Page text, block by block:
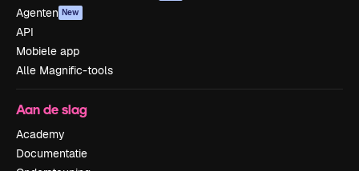
Agenten New
API
Mobiele app
Alle Magnific-tools
Aan de slag
Academy
Documentatie